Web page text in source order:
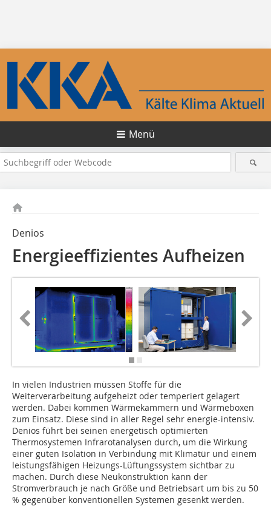
Menü
Denios
Energieeffizientes Aufheizen
In vielen Industrien müssen Stoffe für die
Weiterverarbeitung aufgeheizt oder temperiert gelagert
werden. Dabei kommen Wärmekammern und Wärmeboxen
zum Einsatz. Diese sind in aller Regel sehr energie-intensiv.
Denios führt bei seinen energetisch optimierten
Thermosystemen Infrarotanalysen durch, um die Wirkung
einer guten Isolation in Verbindung mit Klimatür und einem
leistungsfähigen Heizungs-Lüftungssys­tem sichtbar zu
machen. Durch diese Neukonstruktion kann der
Stromverbrauch je nach Größe und Betriebsart um bis zu 50
% gegenüber konventionellen Sys­temen gesenkt werden.